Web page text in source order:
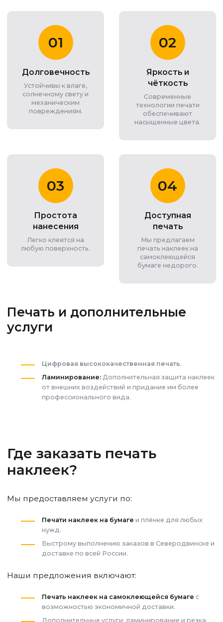
01
Долговечность
Устойчивы к влаге,
солнечному свету и
механическим
повреждениям.
02
Яркость и
чёткость
Современные
технологии печати
обеспечивают
насыщенные цвета.
03
Простота
нанесения
Легко клеятся на
любую поверхность.
04
Доступная
печать
Мы предлагаем
печать наклеек на
самоклеющейся
бумаге недорого.
Печать и дополнительные
услуги
Цифровая высококачественная печать.
Ламинирование: Дополнительная защита наклеек
от внешних воздействий и придание им более
профессионального вида.
Где заказать печать
наклеек?
Мы предоставляем услуги по:
Печати наклеек на бумаге и плёнке для любых
нужд.
Быстрому выполнению заказов в Северодвинске и
доставке по всей России.
Наши предложения включают:
Печать наклеек на самоклеющейся бумаге с
возможностью экономичной доставки.
Дополнительные услуги: ламинирование и резка.